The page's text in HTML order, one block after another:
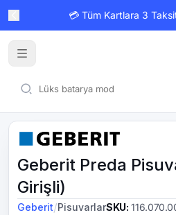
💳 Tüm Kartlara 3
Geberit Preda
Girişli)
Geberit/PisuvarlarSKU: